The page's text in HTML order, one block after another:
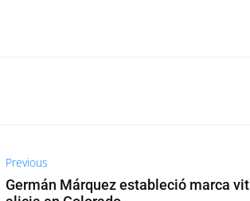
Previous
Germán Márquez estableció marca vit